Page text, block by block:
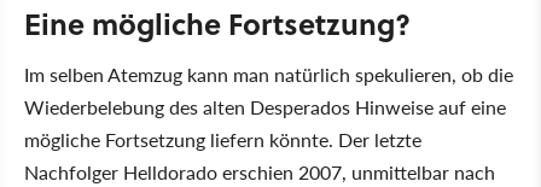
Eine mögliche Fortsetzung?
Im selben Atemzug kann man natürlich spekulieren, ob die
Wiederbelebung des alten Desperados Hinweise auf eine
mögliche Fortsetzung liefern könnte. Der letzte
Nachfolger Helldorado erschien 2007, unmittelbar nach